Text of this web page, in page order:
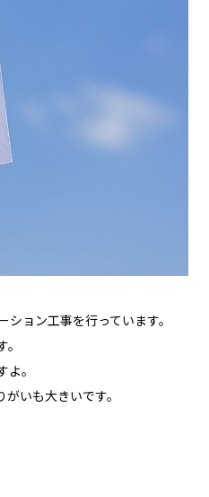
ョン工事を行っています。
。
いも大きいです。